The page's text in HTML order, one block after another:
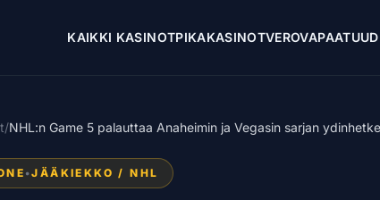
KAIKKI KASINOTPIKAKASINOTVEROVAPAAT
/NHL:n Game 5 palauttaa Anaheimin ja Vegasin sarjan
•JÄÄKIEKKO / NHL